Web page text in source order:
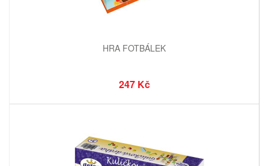
HRA FOTBÁLEK
247 Kč